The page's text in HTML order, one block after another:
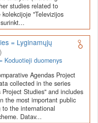
pagal tipą:
,Agreguotieji duomenys
duomenys
Taip pat LiDA
duomenys (Didelių projektų
ir studijų bei Lietuvos
ir humanitarinių mokslų
). Norintiemsišmokti
duomenis, siūlome
naudotojo vadovu.
duomenis į LiDA
informacija
studies related to
"Televizijos
= Lyginamųjų
Koduotieji duomenys
Agendas Project
collected in the series
Studies" and includes
the most important public
to the international
Datav...